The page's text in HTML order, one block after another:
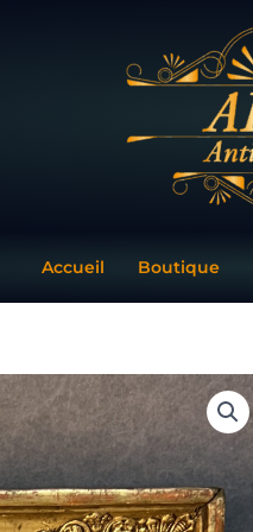
Accueil Boutique